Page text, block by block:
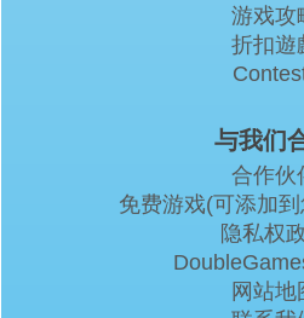
游戏攻
折扣遊
与我们
合作伙
免费游戏(可添加到
隐私权
网站地